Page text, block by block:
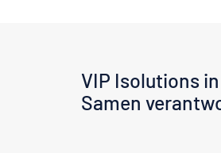
VIP Isolutions
Samen